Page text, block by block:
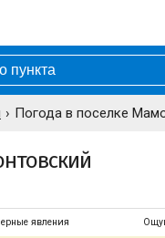
Погода в поселке
явления